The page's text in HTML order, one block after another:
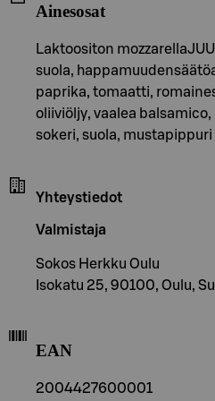
Ainesosat
Laktoositon
suola,
paprika, tomaatti,
oliiviöljy, vaalea
sokeri, suola, mustapippuri
Yhteystiedot
Valmistaja
Sokos Herkku Oulu
Isokatu 25, 90100, Oulu,
EAN
2004427600001